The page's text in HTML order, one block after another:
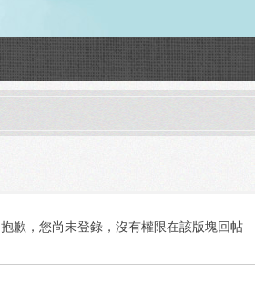
抱歉，您尚未登錄，沒有權限在該版塊回帖